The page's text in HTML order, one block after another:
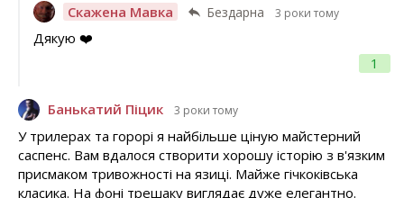
Скажена Мавка Бездарна 3 роки тому
1
Дякую ❤️
Банькатий Піцик 3 роки тому
У трилерах та горорі я найбільше ціную майстерний
саспенс. Вам вдалося створити хорошу історію з в'язким
присмаком тривожності на язиці. Майже гічкоківська
класика. На фоні трешаку виглядає дуже елегантно.